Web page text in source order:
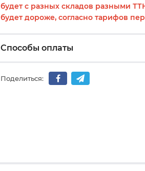
будет с разных складов разными
будет дороже, согласно тарифов
Способы оплаты
Поделиться: